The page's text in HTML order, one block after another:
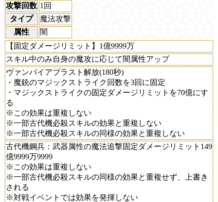
攻撃回数 1回
タイプ
魔法攻撃
属性
闇
【固定ダメージリミット】1億9999万
スキル中のみ自身の魔攻に応じて闇属性アップ
ヴァンパイアブラスト解放(180秒)
・魔銃のマジックストライク回数を3回に固定
・マジックストライクの固定ダメージリミットを70億にす
る
※この効果は重複しない
※一部古代機必殺スキルの効果と重複しない
※一部古代機必殺スキルの同様の効果と重複しない
古代機鋼兵：武器属性の魔法追撃固定ダメージリミット149
億9999万9999
※この効果は重複しない
※一部古代機必殺スキルの同様の効果と重複せず、上書き
される
※対戦イベントでは効果を発揮しない